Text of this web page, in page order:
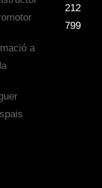
a
212
799